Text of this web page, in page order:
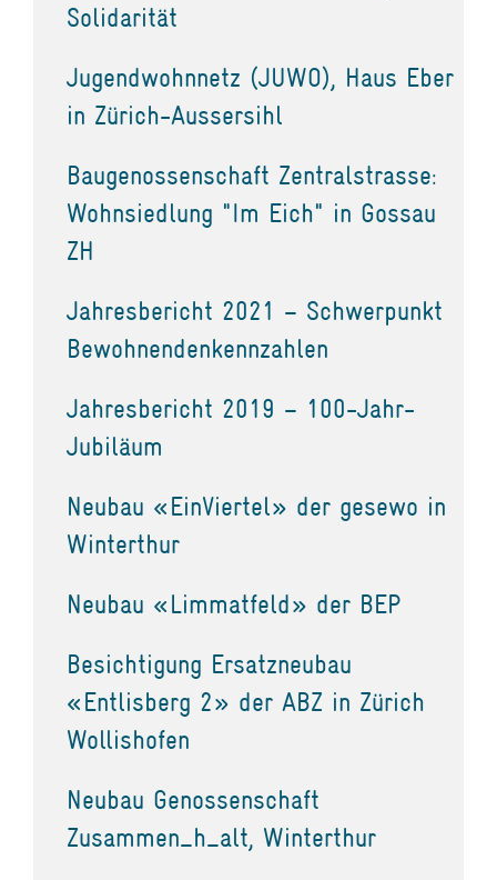
Solidarität
Jugendwohnnetz (JUWO), Haus Eber
in Zürich-Aussersihl
Baugenossenschaft Zentralstrasse:
Wohnsiedlung "Im Eich" in Gossau
ZH
Jahresbericht 2021 – Schwerpunkt
Bewohnendenkennzahlen
Jahresbericht 2019 – 100-Jahr-
Jubiläum
Neubau «EinViertel» der gesewo in
Winterthur
Neubau «Limmatfeld» der BEP
Besichtigung Ersatzneubau
«Entlisberg 2» der ABZ in Zürich
Wollishofen
Neubau Genossenschaft
Zusammen_h_alt, Winterthur